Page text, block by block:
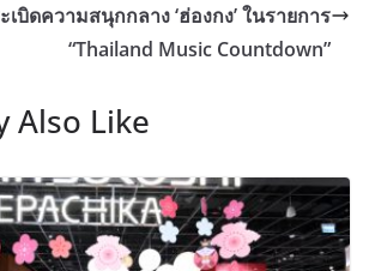
ะเบิดความสนุกกลาง ‘ฮ่องกง’ ในรายการ
“Thailand Music Countdown”
Also Like